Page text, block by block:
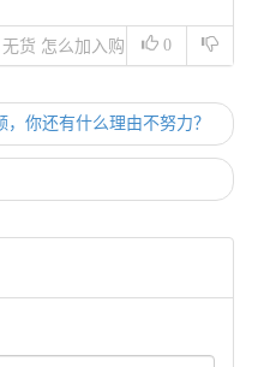
0
货 怎么加入购
你还有什么理由不努力？